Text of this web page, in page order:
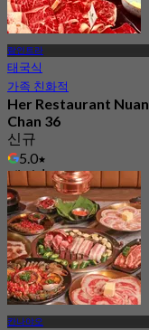
람인트라
태국식
가족 친화적
Her Restaurant Nuan
Chan 36
신규
5.0
에서฿ 372.5
칸나야오